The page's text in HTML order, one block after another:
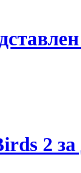
2 за